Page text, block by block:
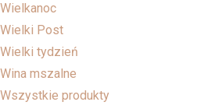
Wielkanoc
Wielki Post
Wielki tydzień
Wina mszalne
Wszystkie produkty